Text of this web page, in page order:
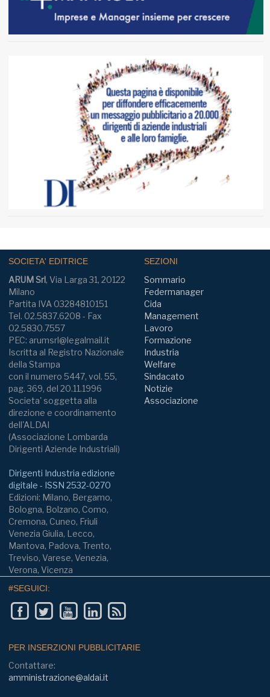
SOCIETA' EDITRICE
ARUM Srl, Via Larga 31, 20122
Milano
Partita IVA 03284810151
Tel. 02.5837.6208 - Fax
02.5830.7557
PEC: arumsrl@legalmail.it
Iscritta al Registro Nazionale
della Stampa
con il numero 5447, vol. 55,
pag. 369, del 20.11.1996
Societa' soggetta alla
direzione e coordinamento
dell'ALDAI
(Associazione Lombarda
Dirigenti Aziende Industriali)
Dirigenti Industria edizione
digitale - ISSN 2532-0270
Edizioni: Milano, Bergamo,
Bologna, Bolzano, Como,
Cremona, Cuneo, Friuli
Venezia Giulia, Lecco,
Mantova, Padova, Trento,
Treviso, Varese, Venezia,
Verona, Vicenza
SEZIONI
Sommario
Federmanager
Cida
Management
Lavoro
Formazione
Industria
Welfare
Sindacato
Notizie
Associazione
#SEGUICI:
PER INSERZIONI PUBBLICITARIE
Contattare:
amministrazione@aldai.it